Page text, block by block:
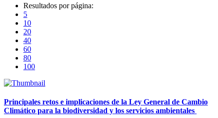
Resultados por página:
5
10
20
40
60
80
100
Principales retos e implicaciones de la Ley General de Cambio
Climático para la biodiversidad y los servicios ambientales